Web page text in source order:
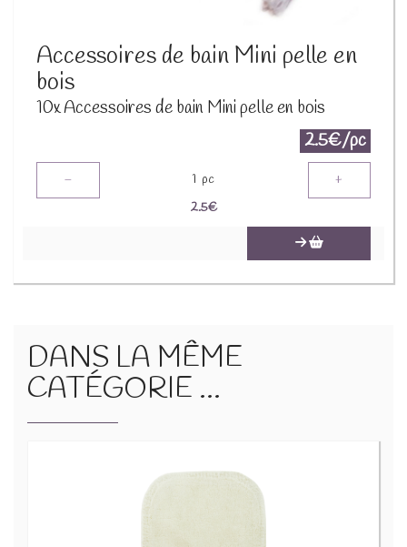
Accessoires de bain Mini pelle en
bois
10x Accessoires de bain Mini pelle en bois
2.5€/pc
- 1 pc +
2.5€
DANS LA MÊME
CATÉGORIE ...